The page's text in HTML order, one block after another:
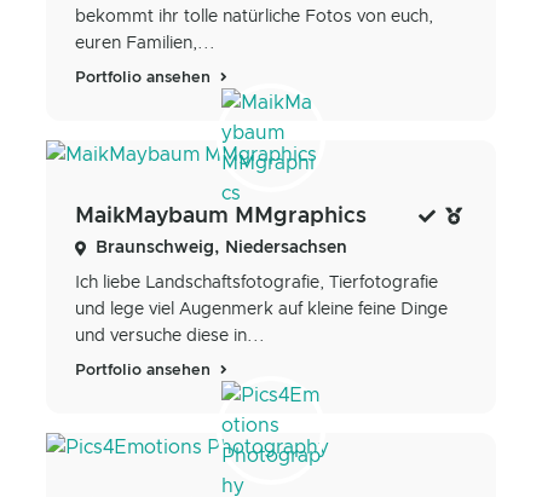
bekommt ihr tolle natürliche Fotos von euch,
euren Familien,...
Portfolio ansehen
MaikMaybaum MMgraphics
Braunschweig, Niedersachsen
Ich liebe Landschaftsfotografie, Tierfotografie
und lege viel Augenmerk auf kleine feine Dinge
und versuche diese in...
Portfolio ansehen